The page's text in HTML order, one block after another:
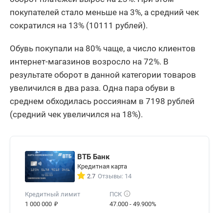
покупателей стало меньше на 3%, а средний чек
сократился на 13% (10111 рублей).
Обувь покупали на 80% чаще, а число клиентов
интернет-магазинов возросло на 72%. В
результате оборот в данной категории товаров
увеличился в два раза. Одна пара обуви в
среднем обходилась россиянам в 7198 рублей
(средний чек увеличился на 18%).
ВТБ Банк
Кредитная карта
2.7 Отзывы: 14
Кредитный лимит
1 000 000 ₽
ПСК
47.000 - 49.900%